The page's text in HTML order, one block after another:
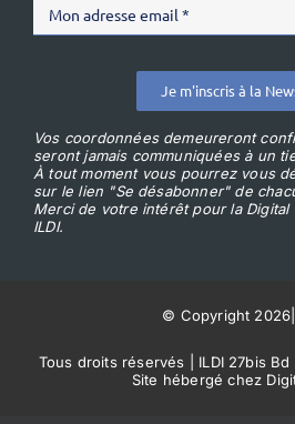
Je m'inscris à la
Vos coordonnées demeureront
seront jamais communiquées à un
À tout moment vous pourrez vous
sur le lien "Se désabonner" de
Merci de votre intérêt pour la Digital
ILDI.
© Copyright 2026
Tous droits réservés | ILDI 27bis Bd
Site hébergé chez